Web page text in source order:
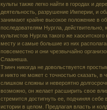
культы также легко найти в городах и
деятельность, разрушение Империи, и
занимают крайне высокое положение в
последователям Нургла,
культистов Нургла такого же
месту и самые большие из них
повсеместно и они чрезвычайно
Слаанеша.
Тзинч никогда не довольствуется
и никто не может с точностью сказать,
слишком сложны и невероятно
возможно, он желает расширить свое
стремится достигнуть ее, подчиняя
истории в целом. Предлагая власть и